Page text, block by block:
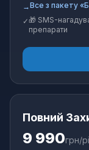
→Все з пакету
✓🎁 SMS-
препарати
Повний
9 990грн/